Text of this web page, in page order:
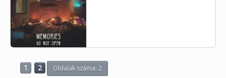
1 2 Oldalak száma: 2